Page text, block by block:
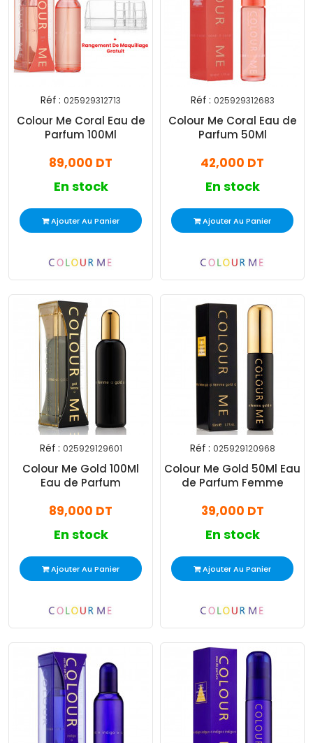
Réf : 025929312713
Colour Me Coral Eau de
Parfum 100Ml
89,000 DT
En stock
Ajouter Au Panier
Réf : 025929312683
Colour Me Coral Eau de
Parfum 50Ml
42,000 DT
En stock
Ajouter Au Panier
Réf : 025929129601
Colour Me Gold 100Ml
Eau de Parfum
89,000 DT
En stock
Ajouter Au Panier
Réf : 025929120968
Colour Me Gold 50Ml Eau
de Parfum Femme
39,000 DT
En stock
Ajouter Au Panier